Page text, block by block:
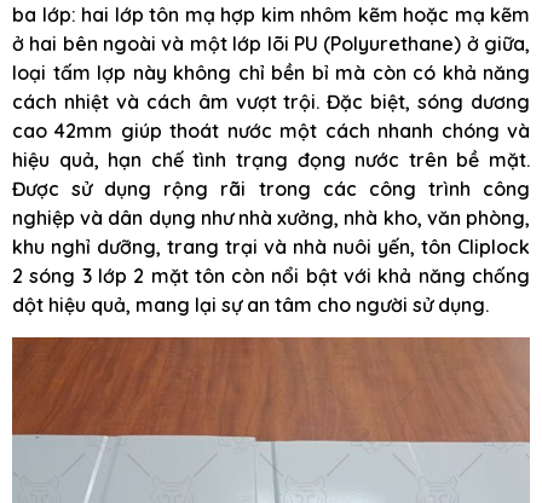
ba lớp: hai lớp tôn mạ hợp kim nhôm kẽm hoặc mạ kẽm
ở hai bên ngoài và một lớp lõi PU (Polyurethane) ở giữa,
loại tấm lợp này không chỉ bền bỉ mà còn có khả năng
cách nhiệt và cách âm vượt trội. Đặc biệt, sóng dương
cao 42mm giúp thoát nước một cách nhanh chóng và
hiệu quả, hạn chế tình trạng đọng nước trên bề mặt.
Được sử dụng rộng rãi trong các công trình công
nghiệp và dân dụng như nhà xưởng, nhà kho, văn phòng,
khu nghỉ dưỡng, trang trại và nhà nuôi yến, tôn Cliplock
2 sóng 3 lớp 2 mặt tôn còn nổi bật với khả năng chống
dột hiệu quả, mang lại sự an tâm cho người sử dụng.